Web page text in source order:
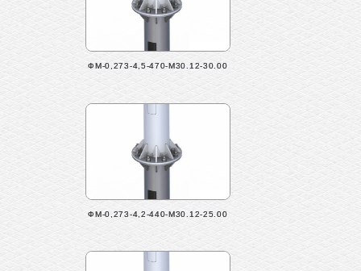
ФМ-0,273-4,5-470-М30.12-30.00
ФМ-0,273-4,2-440-М30.12-25.00